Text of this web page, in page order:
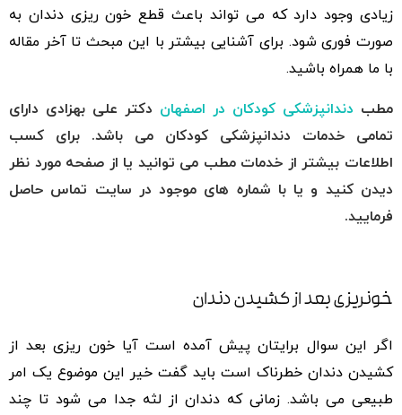
زیادی وجود دارد که می تواند باعث قطع خون ریزی دندان به
صورت فوری شود. برای آشنایی بیشتر با این مبحث تا آخر مقاله
با ما همراه باشید.
مطب دندانپزشکی کودکان در اصفهان دکتر علی بهزادی دارای
تمامی خدمات دندانپزشکی کودکان می باشد. برای کسب
اطلاعات بیشتر از خدمات مطب می توانید یا از صفحه مورد نظر
دیدن کنید و یا با شماره های موجود در سایت تماس حاصل
فرمایید.
خونریزی بعد از کشیدن دندان
اگر این سوال برایتان پیش آمده است آیا خون ریزی بعد از
کشیدن دندان خطرناک است باید گفت خیر این موضوع یک امر
طبیعی می باشد. زمانی که دندان از لثه جدا می شود تا چند